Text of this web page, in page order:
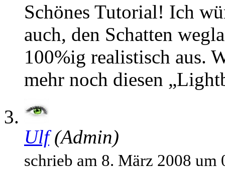
Schönes Tutorial! Ich
auch, den Schatten
100%ig realistisch aus.
mehr noch diesen
Ulf (Admin)
schrieb am 8. März 2008 um